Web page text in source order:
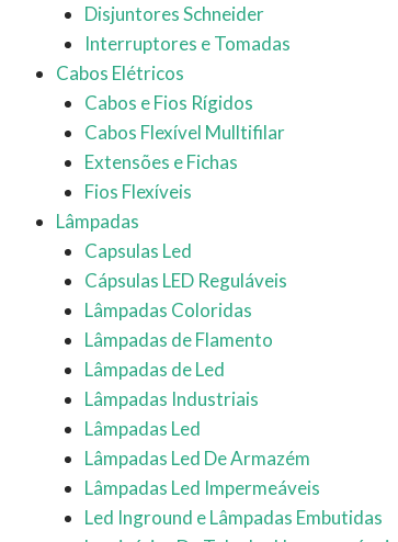
Disjuntores Schneider
Interruptores e Tomadas
Cabos Elétricos
Cabos e Fios Rígidos
Cabos Flexível Mulltifilar
Extensões e Fichas
Fios Flexíveis
Lâmpadas
Capsulas Led
Cápsulas LED Reguláveis
Lâmpadas Coloridas
Lâmpadas de Flamento
Lâmpadas de Led
Lâmpadas Industriais
Lâmpadas Led
Lâmpadas Led De Armazém
Lâmpadas Led Impermeáveis
Led Inground e Lâmpadas Embutidas